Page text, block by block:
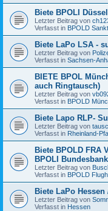
Biete BPOLI
Letzter Beitrag von
Verfasst in BPOLD
Biete LaPo LSA -
Letzter Beitrag von
Verfasst in Sachsen-
BIETE BPOL
auch Ringtausch)
Letzter Beitrag von
Verfasst in BPOLD
Biete Lapo RLP-
Letzter Beitrag von
Verfasst in Rheinland-
Biete BPOLD FRA
BPOLI
Letzter Beitrag von
Verfasst in BPOLD
Biete LaPo Hessen
Letzter Beitrag von
Verfasst in Hessen